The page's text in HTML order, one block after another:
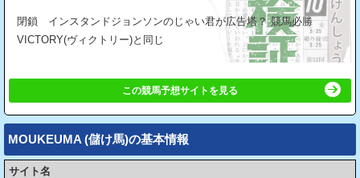
閉鎖 インスタンドジョンソンのじゃい君が広告塔？ 競馬必勝
VICTORY(ヴィクトリー)と同じ
この競馬予想サイトを見る
MOUKEUMA (儲け馬)の基本情報
サイト名